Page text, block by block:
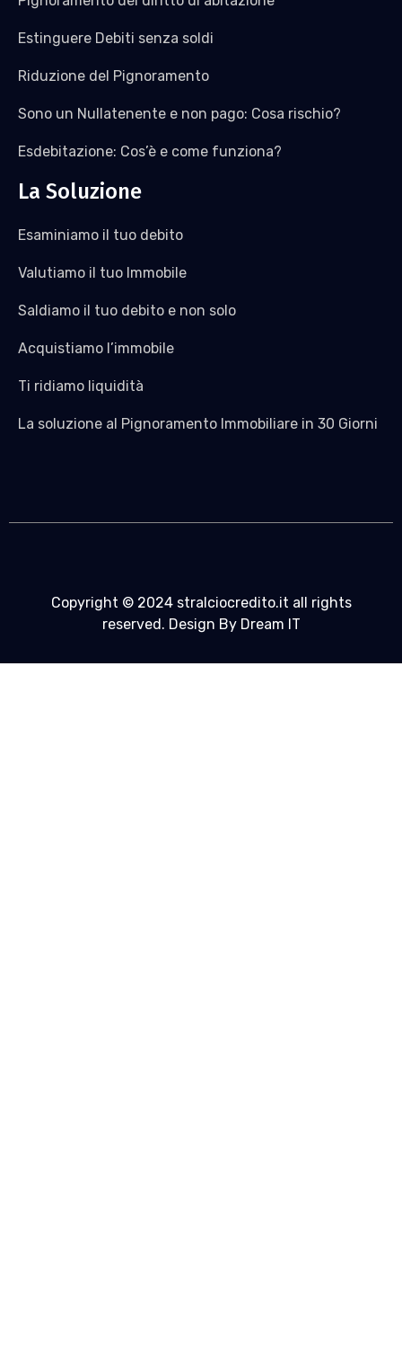
Estinguere Debiti senza soldi
Riduzione del Pignoramento
Sono un Nullatenente e non pago: Cosa rischio?
Esdebitazione: Cos’è e come funziona?
La Soluzione
Esaminiamo il tuo debito
Valutiamo il tuo Immobile
Saldiamo il tuo debito e non solo
Acquistiamo l’immobile
Ti ridiamo liquidità
La soluzione al Pignoramento Immobiliare in 30 Giorni
Copyright © 2024 stralciocredito.it all rights
reserved. Design By Dream IT